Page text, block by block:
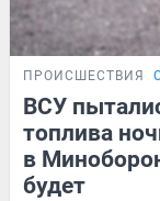
ПРОИСШЕСТВИЯ
ВСУ
топлива
в
будет